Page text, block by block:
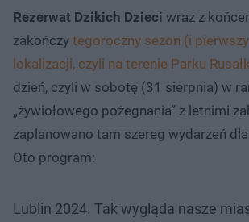
Rezerwat Dzikich Dzieci wraz z
zakończy tegoroczny sezon (i
lokalizacji, czyli na terenie Parku
dzień, czyli w sobotę (31 sierpnia) w
„żywiołowego pożegnania” z letnimi
zaplanowano tam szereg wydarzeń
Oto program:
Lublin 2024. Tak wygląda nasze